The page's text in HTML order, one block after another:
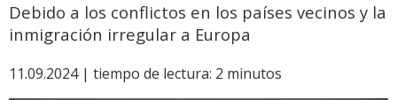
Debido a los conflictos en los países vecinos y la
inmigración irregular a Europa
11.09.2024 | tiempo de lectura: 2 minutos